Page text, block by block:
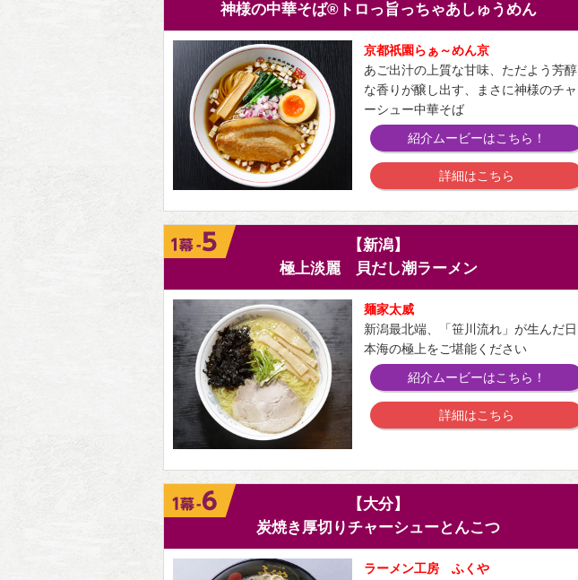
神様の中華そば®トロっ旨っちゃあしゅうめん
京都祇園らぁ～めん京
あご出汁の上質な甘味、ただよう芳醇
な香りが醸し出す、まさに神様のチャ
ーシュー中華そば
紹介ムービーはこちら！
詳細はこちら
【新潟】
極上淡麗 貝だし潮ラーメン
麺家太威
新潟最北端、「笹川流れ」が生んだ日
本海の極上をご堪能ください
紹介ムービーはこちら！
詳細はこちら
【大分】
炭焼き厚切りチャーシューとんこつ
ラーメン工房 ふくや